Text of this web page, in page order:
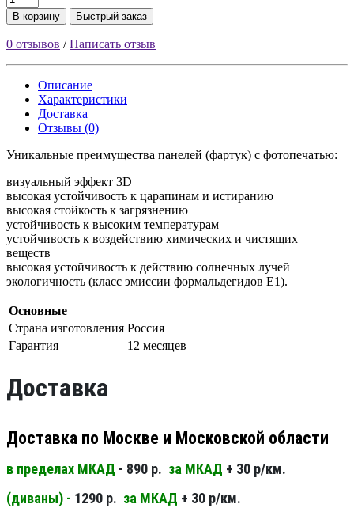
В корзину Быстрый заказ
0 отзывов /Написать отзыв
Описание
Характеристики
Доставка
Отзывы (0)
Уникальные преимущества панелей (фартук) с фотопечатью:
визуальный эффект 3D
высокая устойчивость к царапинам и истиранию
высокая стойкость к загрязнению
устойчивость к высоким температурам
устойчивость к воздействию химических и чистящих
веществ
высокая устойчивость к действию солнечных лучей
экологичность (класс эмиссии формальдегидов Е1).
Основные
Страна изготовления Россия
Гарантия
12 месяцев
Доставка
Доставка по Москве и Московской области
в пределах МКАД - 890 р. за МКАД + 30 р/км.
(диваны) - 1290 р. за МКАД + 30 р/км.